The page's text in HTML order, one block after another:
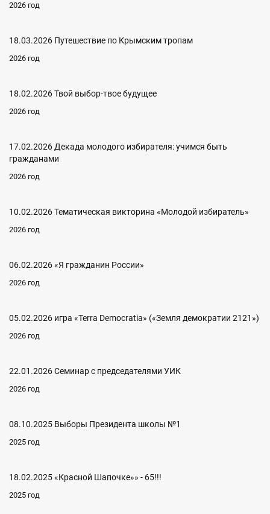
2026 год
18.03.2026 Путешествие по Крымским тропам
2026 год
18.02.2026 Твой выбор-твое будущее
2026 год
17.02.2026 Декада молодого избирателя: учимся быть
гражданами
2026 год
10.02.2026 Тематическая викторина «Молодой избиратель»
2026 год
06.02.2026 «Я гражданин России»
2026 год
05.02.2026 игра «Terra Democratia» («Земля демократии 2121»)
2026 год
22.01.2026 Семинар с председателями УИК
2026 год
08.10.2025 Выборы Президента школы №1
2025 год
18.02.2025 «Красной Шапочке»» - 65!!!
2025 год